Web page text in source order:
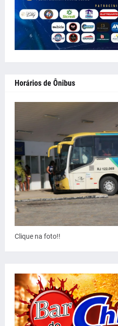
Horários de Ônibus
Clique na foto!!